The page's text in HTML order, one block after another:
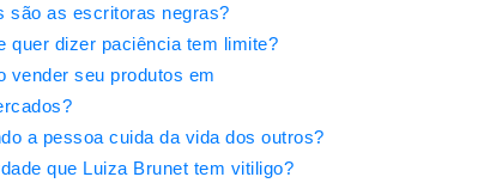
são as escritoras negras?
quer dizer paciência tem limite?
vender seu produtos em
a pessoa cuida da vida dos outros?
que Luiza Brunet tem vitiligo?